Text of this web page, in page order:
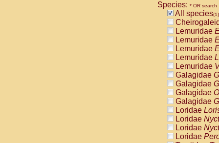
Cebidae
Cebidae
Cebidae
Cebidae
Cebidae
Atelidae
Atelidae
Atelidae
Atelidae
Atelidae
Atelidae
Atelidae
Atelidae
Atelidae
Atelidae
Pitheciidae
Species: * OR search
All species(1)
Lemuridae
Lemuridae
Lemuridae
Lemuridae
Lemuridae
Galagidae
Galagidae
Galagidae
Galagidae
Loridae
Loridae
Loridae
Loridae